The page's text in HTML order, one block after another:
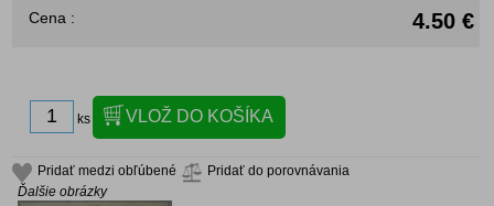
Cena : 4.50 €
ks
Pridať medzi obľúbené
Pridať do porovnávania
Ďalšie obrázky